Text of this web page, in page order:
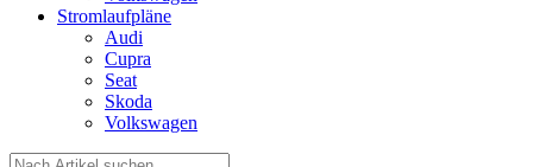
Stromlaufpläne
Audi
Cupra
Seat
Skoda
Volkswagen